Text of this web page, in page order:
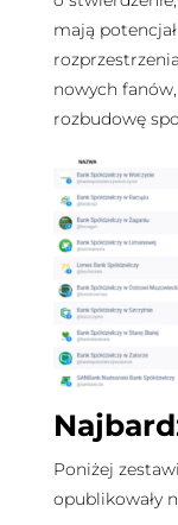
mają
nowych
rozbudowę
Poniżej
opublikowały